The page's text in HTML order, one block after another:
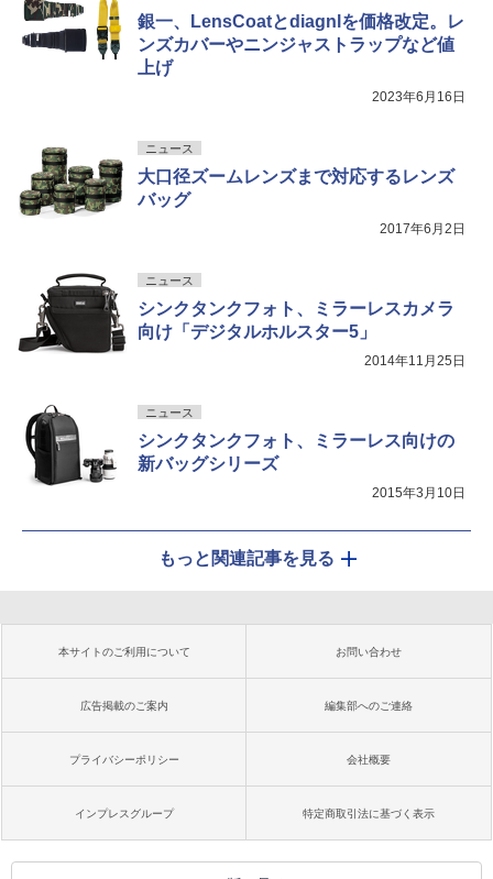
銀一、LensCoatとdiagnlを価格改定。レ
ンズカバーやニンジャストラップなど値
上げ
2023年6月16日
ニュース
大口径ズームレンズまで対応するレンズ
バッグ
2017年6月2日
ニュース
シンクタンクフォト、ミラーレスカメラ
向け「デジタルホルスター5」
2014年11月25日
ニュース
シンクタンクフォト、ミラーレス向けの
新バッグシリーズ
2015年3月10日
もっと関連記事を見る
本サイトのご利用について お問い合わせ
広告掲載のご案内 編集部へのご連絡
プライバシーポリシー 会社概要
インプレスグループ 特定商取引法に基づく表示